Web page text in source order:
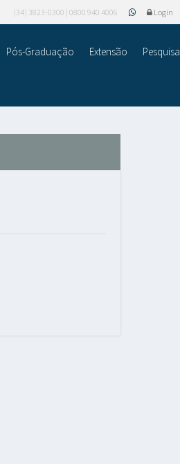
(34) 3823-0300 | 0800 940 4006 Login
Pós-Graduação Extensão Pesquisa